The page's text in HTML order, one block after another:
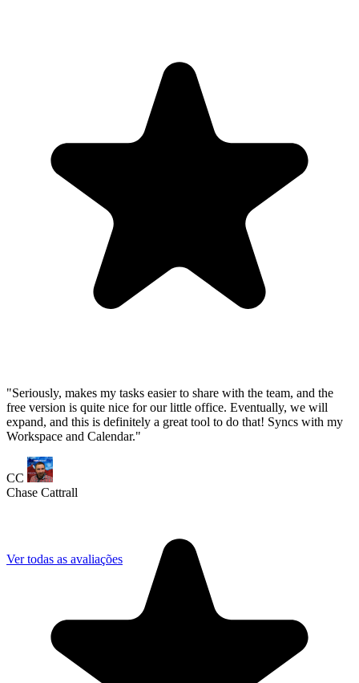
"Seriously, makes my tasks easier to share with the team, and the
free version is quite nice for our little office. Eventually, we will
expand, and this is definitely a great tool to do that! Syncs with my
Workspace and Calendar."
Ver todas as avaliações